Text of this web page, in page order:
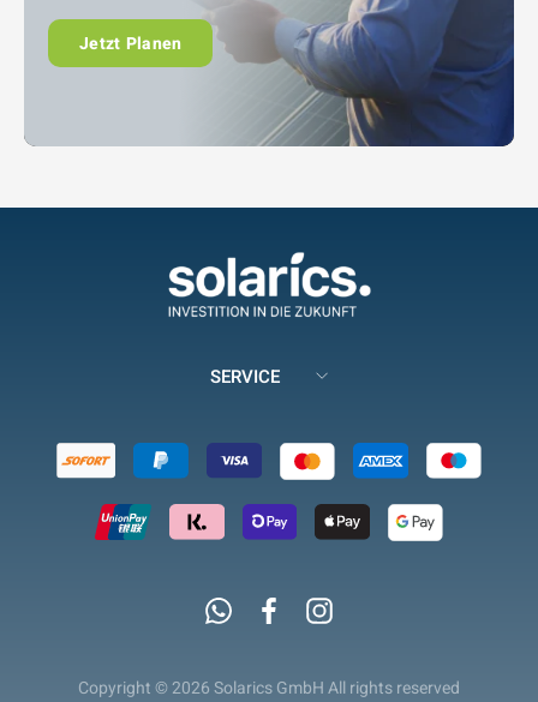
Jetzt Planen
SERVICE
WhatsappFacebookInstagram
Copyright © 2026 Solarics GmbH All rights reserved